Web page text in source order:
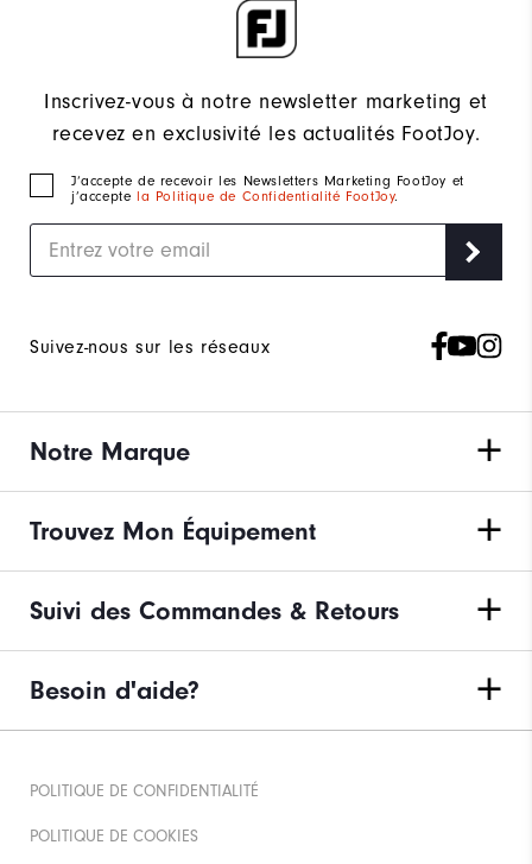
Inscrivez-vous à notre newsletter marketing et
recevez en exclusivité les actualités FootJoy.
J‘accepte de recevoir les Newsletters Marketing FootJoy et
j’accepte la Politique de Confidentialité FootJoy.
Suivez-nous sur les réseaux
Notre Marque
Trouvez Mon Équipement
Suivi des Commandes & Retours
Besoin d'aide?
POLITIQUE DE CONFIDENTIALITÉ
POLITIQUE DE COOKIES